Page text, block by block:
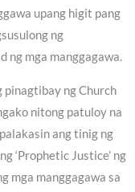
upang higit pang
ng
ng mga manggagawa.
pinagtibay ng Church
nitong patuloy na
ang tinig ng
‘Prophetic Justice’ ng
mga manggagawa sa